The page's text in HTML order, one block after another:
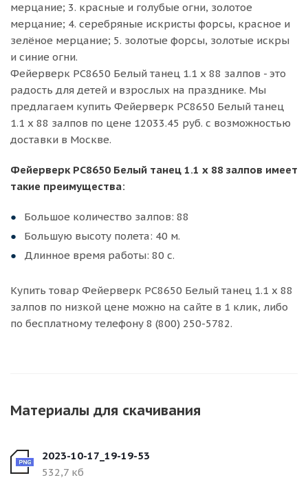
мерцание; 3. красные и голубые огни, золотое
мерцание; 4. серебряные искристы форсы, красное и
зелёное мерцание; 5. золотые форсы, золотые искры
и синие огни.
Фейерверк РС8650 Белый танец 1.1 х 88 залпов - это
радость для детей и взрослых на празднике. Мы
предлагаем купить Фейерверк РС8650 Белый танец
1.1 х 88 залпов по цене 12033.45 руб. с возможностью
доставки в Москве.
Фейерверк РС8650 Белый танец 1.1 х 88 залпов имеет
такие преимущества:
Большое количество залпов: 88
Большую высоту полета: 40 м.
Длинное время работы: 80 с.
Купить товар Фейерверк РС8650 Белый танец 1.1 х 88
залпов по низкой цене можно на сайте в 1 клик, либо
по бесплатному телефону 8 (800) 250-5782.
Материалы для скачивания
2023-10-17_19-19-53
532,7 кб